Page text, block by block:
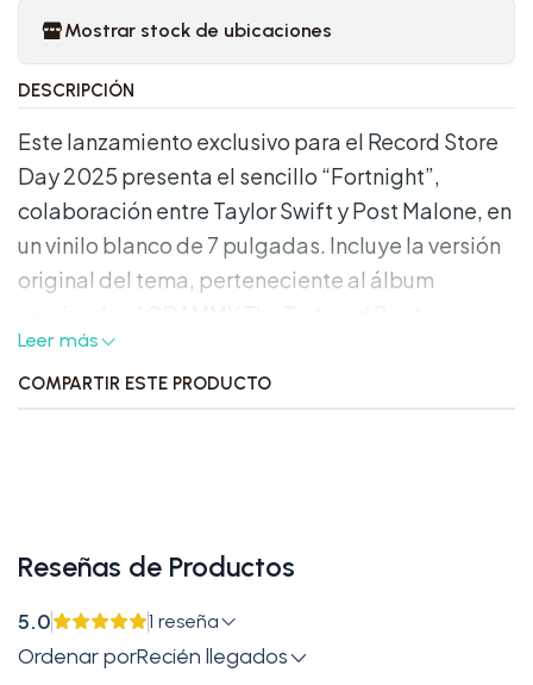
Mostrar stock de ubicaciones
DESCRIPCIÓN
Este lanzamiento exclusivo para el Record Store
Day 2025 presenta el sencillo “Fortnight”,
colaboración entre Taylor Swift y Post Malone, en
un vinilo blanco de 7 pulgadas. Incluye la versión
original del tema, perteneciente al álbum
Department
el remix oficial de BLOND:ISH.
Lado B:“Fortnight” (feat. Post Malone)
[BLOND:ISH Remix]
Lanzamiento:
Sello discográfico:
Leer más
COMPARTIR ESTE PRODUCTO
Reseñas de Productos
5.0 1 reseña
Ordenar porRecién llegados